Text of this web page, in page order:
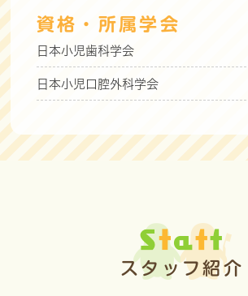
資格・所属学会
日本小児歯科学会
日本小児口腔外科学会
Staff
スタッフ紹介